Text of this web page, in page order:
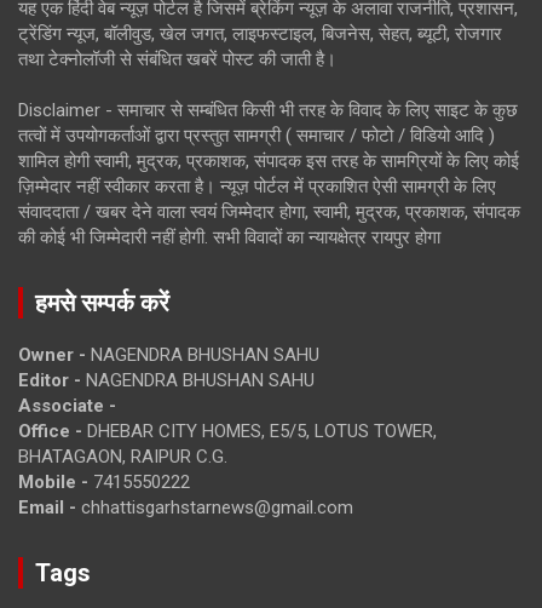
यह एक हिंदी वेब न्यूज़ पोर्टल है जिसमें ब्रेकिंग न्यूज़ के अलावा राजनीति, प्रशासन,
ट्रेंडिंग न्यूज, बॉलीवुड, खेल जगत, लाइफस्टाइल, बिजनेस, सेहत, ब्यूटी, रोजगार
तथा टेक्नोलॉजी से संबंधित खबरें पोस्ट की जाती है।
Disclaimer - समाचार से सम्बंधित किसी भी तरह के विवाद के लिए साइट के कुछ
तत्वों में उपयोगकर्ताओं द्वारा प्रस्तुत सामग्री ( समाचार / फोटो / विडियो आदि )
शामिल होगी स्वामी, मुद्रक, प्रकाशक, संपादक इस तरह के सामग्रियों के लिए कोई
ज़िम्मेदार नहीं स्वीकार करता है। न्यूज़ पोर्टल में प्रकाशित ऐसी सामग्री के लिए
संवाददाता / खबर देने वाला स्वयं जिम्मेदार होगा, स्वामी, मुद्रक, प्रकाशक, संपादक
की कोई भी जिम्मेदारी नहीं होगी. सभी विवादों का न्यायक्षेत्र रायपुर होगा
हमसे सम्पर्क करें
Owner - NAGENDRA BHUSHAN SAHU
Editor - NAGENDRA BHUSHAN SAHU
Associate -
Office - DHEBAR CITY HOMES, E5/5, LOTUS TOWER,
BHATAGAON, RAIPUR C.G.
Mobile - 7415550222
Email - chhattisgarhstarnews@gmail.com
Tags